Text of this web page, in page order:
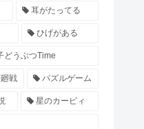
耳がたってる
ひげがある
どうぶつTime
戦 パズルゲーム
星のカービィ